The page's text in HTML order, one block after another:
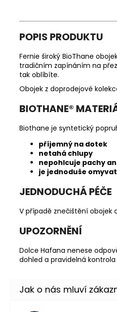
POPIS PRODUKTU
Fernie široký BioThane
tradičním zapínáním na
tak oblíbíte.
Obojek z doprodejové
BIOTHANE®
Biothane je syntetický
příjemný na dotek
netahá chlupy
nepohlcuje pachy
je jednoduše
JEDNODUCHÁ PÉČE
V případě znečištění
UPOZORNĚNÍ
Dolce Hafana nenese
dohled a pravidelná